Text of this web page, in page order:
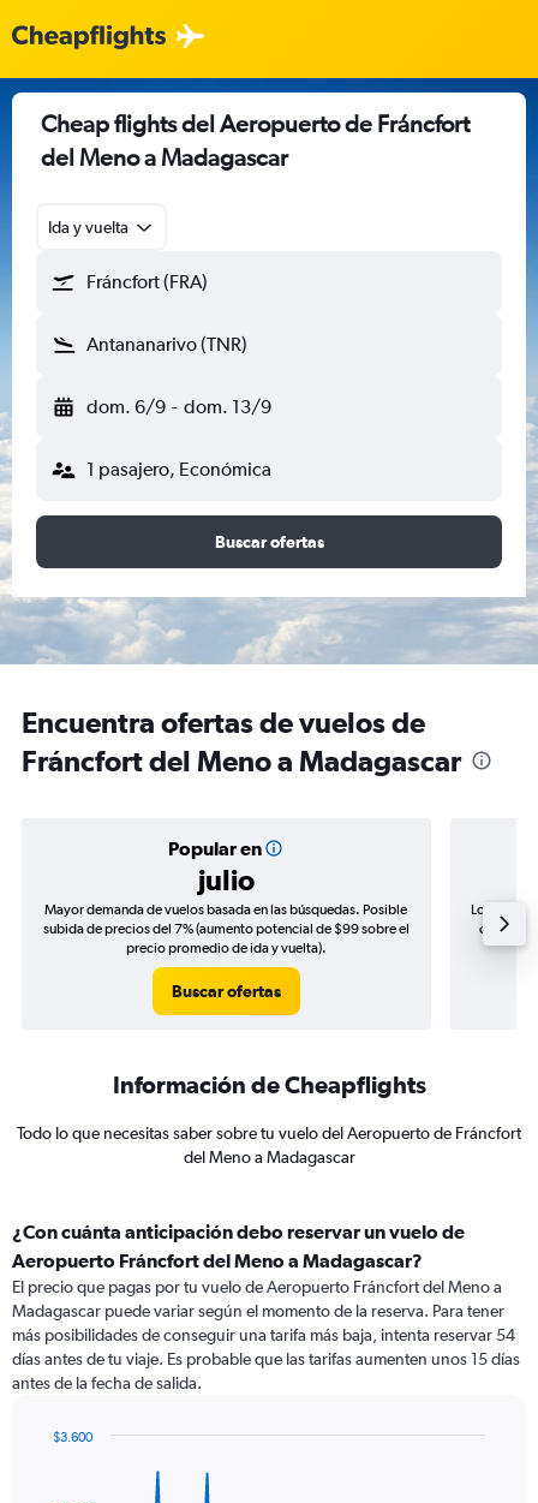
Cheap flights del Aeropuerto de Fráncfort
del Meno a Madagascar
Ida y vuelta
Fráncfort (FRA)
Antananarivo (TNR)
dom. 6/9 - dom. 13/9
1 pasajero, Económica
Buscar ofertas
Encuentra ofertas de vuelos de
Fráncfort del Meno a Madagascar
Popular en
julio
Mayor demanda de vuelos basada en las búsquedas. Posible
subida de precios del 7% (aumento potencial de $99 sobre el
precio promedio de ida y vuelta).
Buscar ofertas
Los
de
Información de Cheapflights
Todo lo que necesitas saber sobre tu vuelo del Aeropuerto de Fráncfort
del Meno a Madagascar
¿Con cuánta anticipación debo reservar un vuelo de
Aeropuerto Fráncfort del Meno a Madagascar?
El precio que pagas por tu vuelo de Aeropuerto Fráncfort del Meno a
Madagascar puede variar según el momento de la reserva. Para tener
más posibilidades de conseguir una tarifa más baja, intenta reservar 54
días antes de tu viaje. Es probable que las tarifas aumenten unos 15 días
antes de la fecha de salida.
$3.600